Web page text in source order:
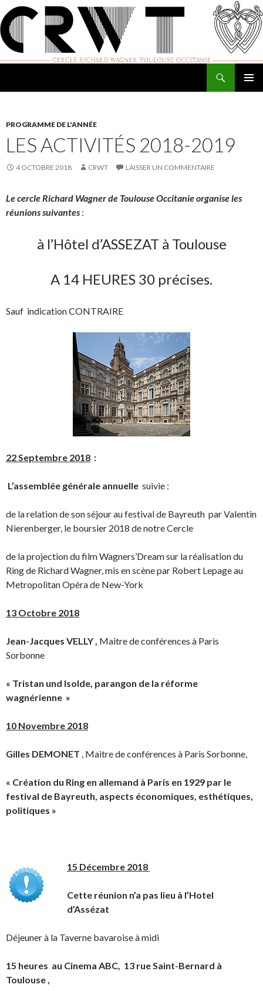
PROGRAMME DE L'ANNÉE
LES ACTIVITÉS 2018-2019
4 OCTOBRE 2018 CRWT LAISSER UN COMMENTAIRE
Le cercle Richard Wagner de Toulouse Occitanie organise les
réunions suivantes :
à l’Hôtel d’ASSEZAT à Toulouse
A 14 HEURES 30 précises.
Sauf indication CONTRAIRE
22 Septembre 2018 :
L’assemblée générale annuelle suivie :
de la relation de son séjour au festival de Bayreuth par Valentin
Nierenberger, le boursier 2018 de notre Cercle
de la projection du film Wagners’Dream sur la réalisation du
Ring de Richard Wagner, mis en scène par Robert Lepage au
Metropolitan Opéra de New-York
13 Octobre 2018
Jean-Jacques VELLY , Maitre de conférences à Paris
Sorbonne
« Tristan und Isolde, parangon de la réforme
wagnérienne »
10 Novembre 2018
Gilles DEMONET , Maitre de conférences à Paris Sorbonne,
« Création du Ring en allemand à Paris en 1929 par le
festival de Bayreuth, aspects économiques, esthétiques,
politiques »
15 Décembre 2018
Cette réunion n’a pas lieu à l’Hotel
d’Assézat
Déjeuner à la Taverne bavaroise à midi
15 heures au Cinema ABC, 13 rue Saint-Bernard à
Toulouse ,